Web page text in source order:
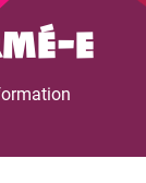
se Cache
et aux
e